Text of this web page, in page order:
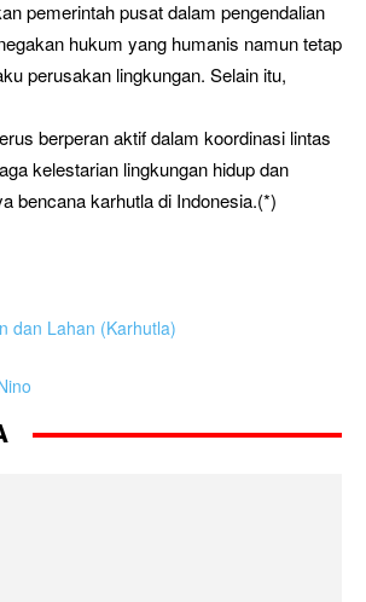
pemerintah pusat dalam pengendalian
hukum yang humanis namun tetap
perusakan lingkungan. Selain itu,
berperan aktif dalam koordinasi lintas
kelestarian lingkungan hidup dan
bencana karhutla di Indonesia.(*)
dan Lahan (Karhutla)